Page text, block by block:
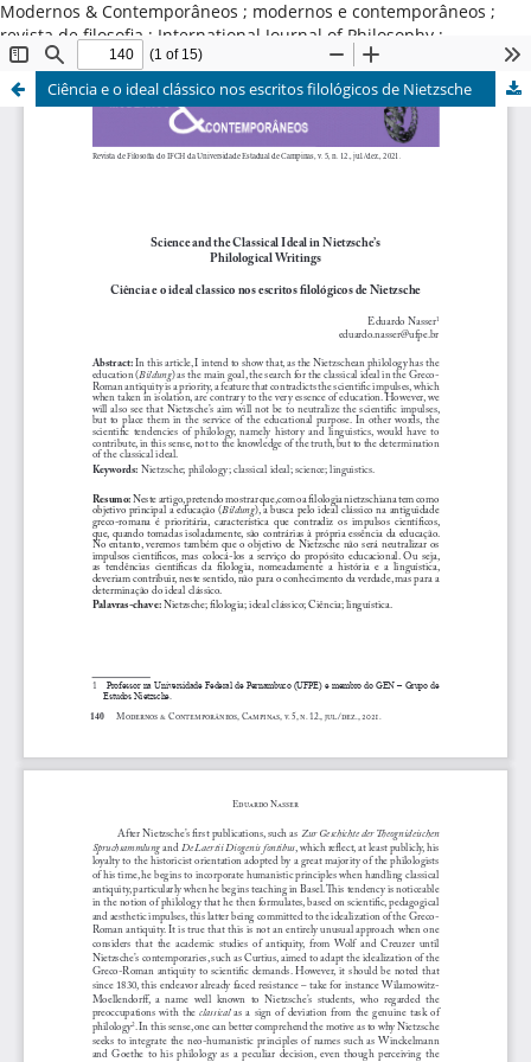
Modernos & Contemporâneos ; modernos e contemporâneos ;
revista de filosofia ; International Journal of Philosophy ;
Universidade Estadual de Campinas ; Brasil
Ciência e o ideal clássico nos escritos filológicos de Nietzsche